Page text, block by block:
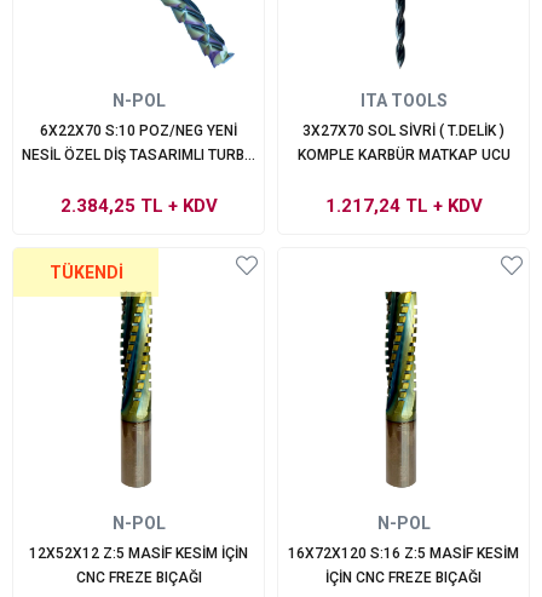
N-POL
6X22X70 S:10 POZ/NEG YENİ
NESİL ÖZEL DİŞ TASARIMLI TURBO
2.384,25 TL + KDV
ITA TOOLS
3X27X70 SOL SİVRİ ( T.DELİK )
KOMPLE KARBÜR MATKAP UCU
1.217,24 TL + KDV
TÜKENDI
N-POL
12X52X12 Z:5 MASİF KESİM İÇİN
CNC FREZE BIÇAĞI
N-POL
16X72X120 S:16 Z:5 MASİF KESİM
İÇİN CNC FREZE BIÇAĞI